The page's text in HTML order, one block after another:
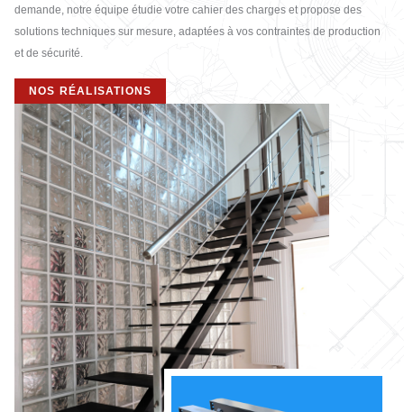
demande, notre équipe étudie votre cahier des charges et propose des
solutions techniques sur mesure, adaptées à vos contraintes de production
et de sécurité.
NOS RÉALISATIONS